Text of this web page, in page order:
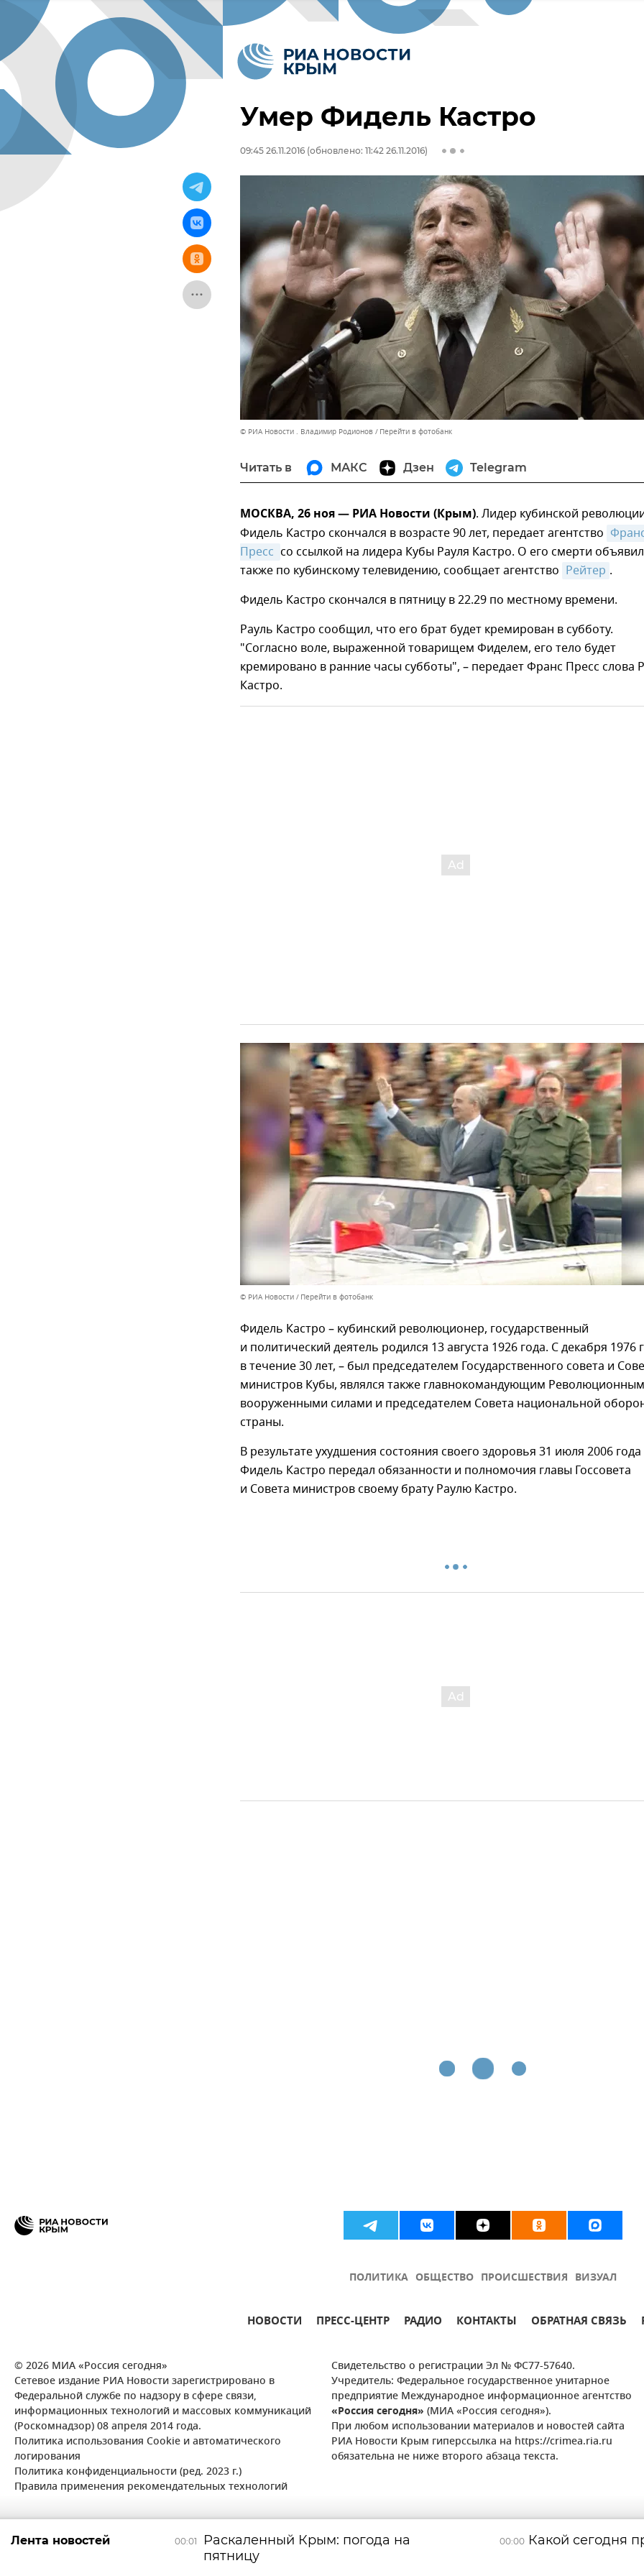
Умер Фидель Кастро
09:45 26.11.2016 (обновлено: 11:42 26.11.2016)
© РИА Новости . Владимир Родионов Перейти в фотобанк
Читать в МАКС Дзен Telegram
МОСКВА, 26 ноя — РИА Новости (Крым). Лидер кубинской
Фидель Кастро скончался в возрасте 90 лет, передает агентство
Пресс со ссылкой на лидера Кубы Рауля Кастро. О его смерти
также по кубинскому телевидению, сообщает агентство Рейтер .
Фидель Кастро скончался в пятницу в 22.29 по местному времени.
Рауль Кастро сообщил, что его брат будет кремирован в субботу.
"Согласно воле, выраженной товарищем Фиделем, его тело будет
кремировано в ранние часы субботы", – передает Франс Пресс слова
Кастро.
© РИА Новости Перейти в фотобанк
Фидель Кастро – кубинский революционер, государственный
и политический деятель родился 13 августа 1926 года. С декабря 1976
в течение 30 лет, – был председателем Государственного совета и
министров Кубы, являлся также главнокомандующим
вооруженными силами и председателем Совета национальной
страны.
В результате ухудшения состояния своего здоровья 31 июля 2006 года
Фидель Кастро передал обязанности и полномочия главы Госсовета
и Совета министров своему брату Раулю Кастро.
ПОЛИТИКА ОБЩЕСТВО ПРОИСШЕСТВИЯ ВИЗУАЛ
НОВОСТИ ПРЕСС-ЦЕНТР РАДИО КОНТАКТЫ ОБРАТНАЯ СВЯЗЬ
© 2026 МИА «Россия сегодня»
Сетевое издание РИА Новости зарегистрировано в
Федеральной службе по надзору в сфере связи,
информационных технологий и массовых коммуникаций
(Роскомнадзор) 08 апреля 2014 года.
Политика использования Cookie и автоматического
логирования
Политика конфиденциальности (ред. 2023 г.)
Правила применения рекомендательных технологий
Свидетельство о регистрации Эл № ФС77-57640.
Учредитель: Федеральное государственное унитарное
предприятие Международное информационное агентство
«Россия сегодня» (МИА «Россия сегодня»).
При любом использовании материалов и новостей сайта
РИА Новости Крым гиперссылка на https://crimea.ria.ru
обязательна не ниже второго абзаца текста.
00:01
Раскаленный Крым: погода на
пятницу
00:00 Какой сегодня
Лента новостей